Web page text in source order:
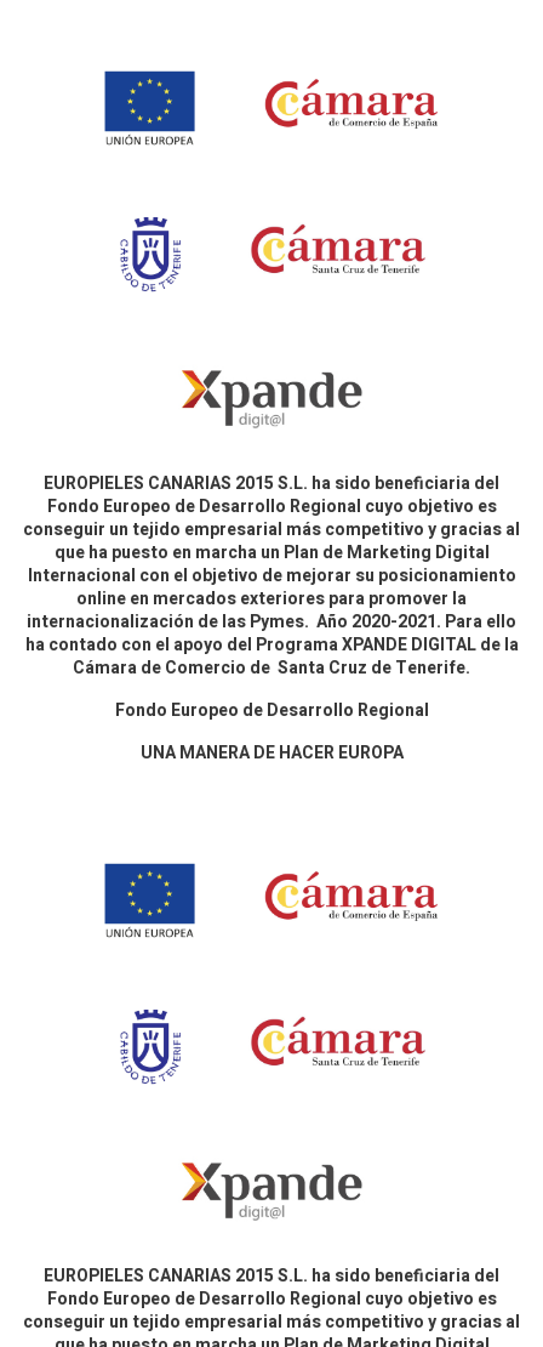
EUROPIELES CANARIAS 2015 S.L. ha sido beneficiaria del
Fondo Europeo de Desarrollo Regional cuyo objetivo es
conseguir un tejido empresarial más competitivo y gracias al
que ha puesto en marcha un Plan de Marketing Digital
Internacional con el objetivo de mejorar su posicionamiento
online en mercados exteriores para promover la
internacionalización de las Pymes. Año 2020-2021. Para ello
ha contado con el apoyo del Programa XPANDE DIGITAL de la
Cámara de Comercio de Santa Cruz de Tenerife.
Fondo Europeo de Desarrollo Regional
UNA MANERA DE HACER EUROPA
EUROPIELES CANARIAS 2015 S.L. ha sido beneficiaria del
Fondo Europeo de Desarrollo Regional cuyo objetivo es
conseguir un tejido empresarial más competitivo y gracias al